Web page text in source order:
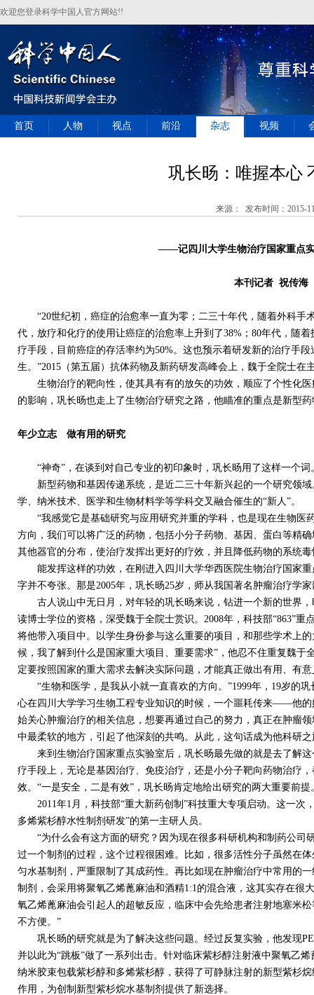
欢迎您登录科学中国人官方网站!!
首页 人物 视点 前沿 杂志 视频
巩长旸：唯握本心
来源： 发布时间：2015-
——记四川大学生物治疗国家重点
本刊记者 祝传海
“20世纪初，癌症的治愈率一直为零；二三十年代，随着外科手
代，放疗和化疗的使用让癌症的治愈率上升到了38%；80年代，随
疗手段，目前癌症的存活率约为50%。这也预示着研发新的治疗手
生。”2015（第五届）抗体药物及新药研发高峰会上，魏于全院士在
生物治疗的靶向性，使其具有有的放矢的功效，顺应了个性化医
的影响，巩长旸也走上了生物治疗研究之路，他瞄准的重点是新型
年少立志 做有用的研究
“神奇”，在谈到对自己专业的初印象时，巩长旸用了这样一个词
新型药物和基因传递系统，是近二三十年新兴起的一个研究领域
学、纳米技术、医学和生物材料学等学科交叉融合催生的“新人”。
“我感觉它是基础研究与应用研究并重的学科，也是现在生物医
方向，我们可以将广泛的药物，包括小分子药物、基因、蛋白等精
其他器官的分布，使治疗发挥出更好的疗效，并且降低药物的系统毒
能发挥这样的功效，在刚进入四川大学华西医院生物治疗国家重
字并不夸张。那是2005年，巩长旸25岁，师从我国著名肿瘤治疗学
古人说山中无日月，对年轻的巩长旸来说，钻进一个新的世界，
读博士学位的资格，深受魏于全院士赏识。2008年，科技部“863”
将他带入项目中。以学生身份参与这么重要的项目，和那些学术上
候，我了解到什么是国家重大项目、重要需求”，他忍不住重复魏于
定要按照国家的重大需求去解决实际问题，才能真正做出有用、有意
“生物和医学，是我从小就一直喜欢的方向。”1999年，19岁的巩
心在四川大学学习生物工程专业知识的时候，一个噩耗传来——他
始关心肿瘤治疗的相关信息，想要再通过自己的努力，真正在肿瘤
中最柔软的地方，引起了他深刻的共鸣。从此，这句话成为他科研
来到生物治疗国家重点实验室后，巩长旸最先做的就是去了解这
疗手段上，无论是基因治疗、免疫治疗，还是小分子靶向药物治疗
效。“一是安全，二是有效”，巩长旸肯定地给出研究的两大重要前提
2011年1月，科技部“重大新药创制”科技重大专项启动。这一次
多烯紫杉醇水性制剂研发”的第一主研人员。
“为什么会有这方面的研究？因为现在很多科研机构和制药公司
过一个制剂的过程，这个过程很困难。比如，很多活性分子虽然在
匀水基制剂，严重限制了其成药性。再比如现在肿瘤治疗中常用的
制剂，会采用将聚氧乙烯蓖麻油和酒精1:1的混合液，这其实存在很
氧乙烯蓖麻油会引起人的超敏反应，临床中会先给患者注射地塞米
不方便。”
巩长旸的研究就是为了解决这些问题。经过反复实验，他发现
并以此为“跳板”做了一系列出击。针对临床紫杉醇注射液中聚氧乙
纳米胶束包载紫杉醇和多烯紫杉醇，获得了可静脉注射的新型紫杉
作用，为创制新型紫杉烷水基制剂提供了新选择。